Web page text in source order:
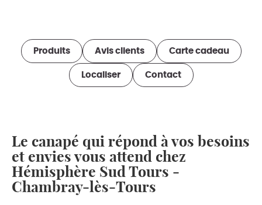
Produits Avis clients Carte cadeau
Localiser Contact
Le canapé qui répond à vos besoins
et envies vous attend chez
Hémisphère Sud Tours -
Chambray-lès-Tours